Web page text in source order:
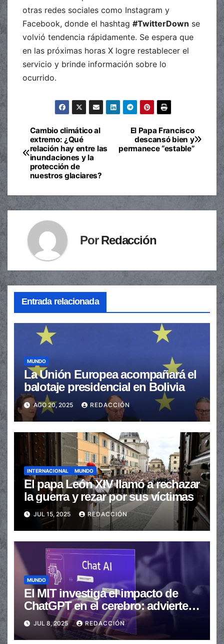
otras redes sociales como Instagram y
Facebook, donde el hashtag #TwitterDown se
volvió tendencia rápidamente. Se espera que
en las próximas horas X logre restablecer el
servicio y brinde información sobre lo
ocurrido.
Navegación
de
entradas
El Papa Francisco
descansó bien y
permanece “estable”
Cambio climático al
extremo: ¿Qué
relación hay entre las
inundaciones y la
protección de
nuestros glaciares?
PorRedacción
Entrada relacionada
MUNDO
La Unión Europea acompañará el
balotaje presidencial en Bolivia
AGO 20, 2025 REDACCIÓN
INTERNACIONAL MUNDO
El papa León XIV llamó a rechazar
la guerra y rezar por sus víctimas
JUL 15, 2025 REDACCIÓN
MUNDO
El MIT investiga el impacto de
ChatGPT en el cerebro: advierten
sobre una posible “pereza
mental”
JUL 8, 2025 REDACCIÓN